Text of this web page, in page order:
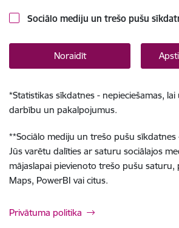
Sociālo mediju un trešo pušu
Noraidīt
*Statistikas sīkdatnes - nepieciešamas,
darbību un pakalpojumus.
**Sociālo mediju un trešo pušu sīkdatnes
Jūs varētu dalīties ar saturu sociālajos
mājaslapai pievienoto trešo pušu saturu,
Maps, PowerBI vai citus.
Privātuma politika